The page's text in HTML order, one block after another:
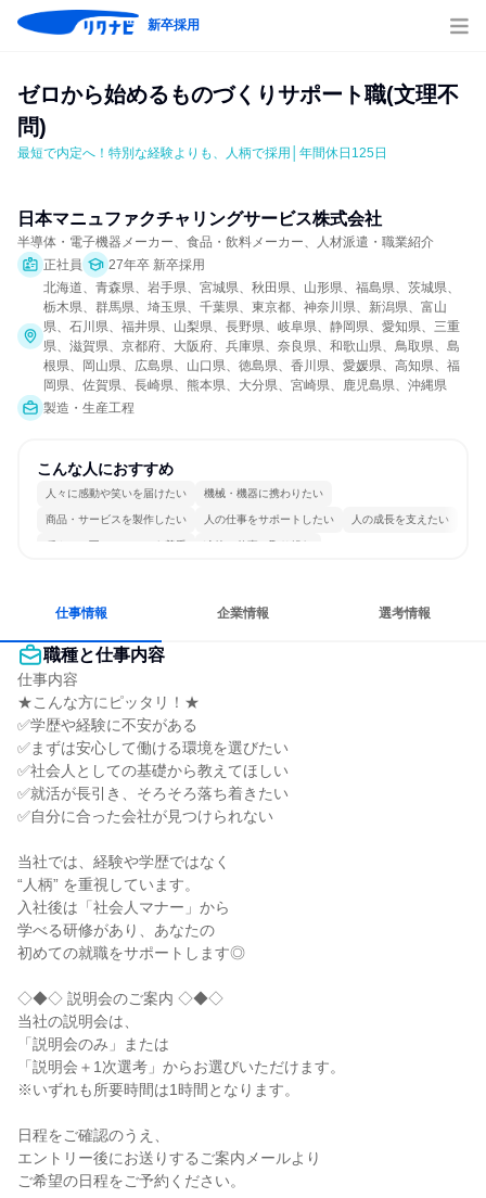
新卒採用
ゼロから始めるものづくりサポート職(文理不
問)
最短で内定へ！特別な経験よりも、人柄で採用│年間休日125日
日本マニュファクチャリングサービス株式会社
半導体・電子機器メーカー、食品・飲料メーカー、人材派遣・職業紹介
正社員
27年卒 新卒採用
北海道、青森県、岩手県、宮城県、秋田県、山形県、福島県、茨城県、
栃木県、群馬県、埼玉県、千葉県、東京都、神奈川県、新潟県、富山
県、石川県、福井県、山梨県、長野県、岐阜県、静岡県、愛知県、三重
県、滋賀県、京都府、大阪府、兵庫県、奈良県、和歌山県、鳥取県、島
根県、岡山県、広島県、山口県、徳島県、香川県、愛媛県、高知県、福
岡県、佐賀県、長崎県、熊本県、大分県、宮崎県、鹿児島県、沖縄県
製造・生産工程
こんな人におすすめ
人々に感動や笑いを届けたい 機械・機器に携わりたい
商品・サービスを製作したい 人の仕事をサポートしたい 人の成長を支えたい
穏やかで互いのペースを尊重 冷静に仕事に取り組む
仕事情報 企業情報 選考情報
職種と仕事内容
仕事内容
★こんな方にピッタリ！★
✅学歴や経験に不安がある
✅まずは安心して働ける環境を選びたい
✅社会人としての基礎から教えてほしい
✅就活が長引き、そろそろ落ち着きたい
✅自分に合った会社が見つけられない
当社では、経験や学歴ではなく
“人柄” を重視しています。
入社後は「社会人マナー」から
学べる研修があり、あなたの
初めての就職をサポートします◎
◇◆◇ 説明会のご案内 ◇◆◇
当社の説明会は、
「説明会のみ」または
「説明会＋1次選考」からお選びいただけます。
※いずれも所要時間は1時間となります。
日程をご確認のうえ、
エントリー後にお送りするご案内メールより
ご希望の日程をご予約ください。